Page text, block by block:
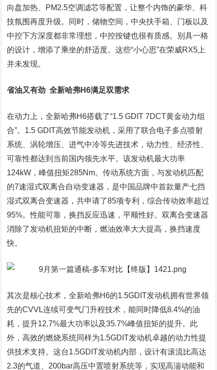
向盘加热、PM2.5空调滤芯等配置，让整个内饰的豪华、科
技氛围再度升级。同时，储物空间，中央扶手箱、门板以及
中控下方深度都非常理想，中控按键也很有质感。别具一格
的设计，增添了乘坐的舒适度。这些“小心思”在荣威RX5上
并未发现。
省油又有劲 全新哈弗H6满足双需求
在动力上，全新哈弗H6搭载了“1.5 GDIT 7DCT黄金动力组
合”。1.5 GDIT高效节能发动机，采用了联合电子多点喷射
系统、涡轮增压、进气中冷等先进技术，动力性、经济性、
可靠性都达到当前国内领先水平。该发动机最大功率
124kW，峰值扭矩285Nm。传动系统方面，与发动机匹配
的7速湿式双离合自动变速器，是中国品牌中首款量产七挡
湿式双离合变速器，共申请了85项专利，综合传动效率超过
95%。性能可靠，换挡反应迅速，平顺性好。双离合变速器
消除了发动机扭矩的中断，燃油效率大大提高，换挡速度
快。
其次是核心技术，全新哈弗H6的1.5GDIT发动机拥有世界领
先的CVVL连续可变气门升程技术，能同时降低8.4%的油
耗，提升12.7%最大功率以及35.7%峰值扭矩的提升。此
外，高效的燃烧系统同样为1.5GDIT发动机卓越的动力性提
供技术支持。这台1.5GDIT发动机内部，设计有滚流比高达
2.3的气道、200bar高压中置喷射系统等，实现高湍动能和